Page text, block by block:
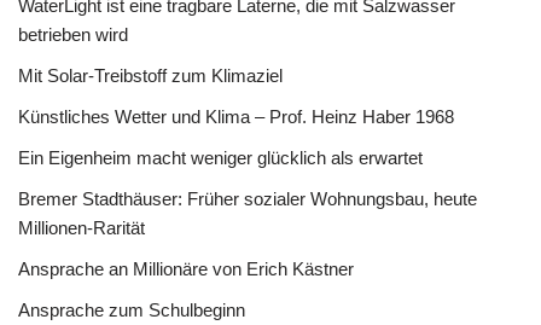
WaterLight ist eine tragbare Laterne, die mit Salzwasser
betrieben wird
Mit Solar-Treibstoff zum Klimaziel
Künstliches Wetter und Klima – Prof. Heinz Haber 1968
Ein Eigenheim macht weniger glücklich als erwartet
Bremer Stadthäuser: Früher sozialer Wohnungsbau, heute
Millionen-Rarität
Ansprache an Millionäre von Erich Kästner
Ansprache zum Schulbeginn